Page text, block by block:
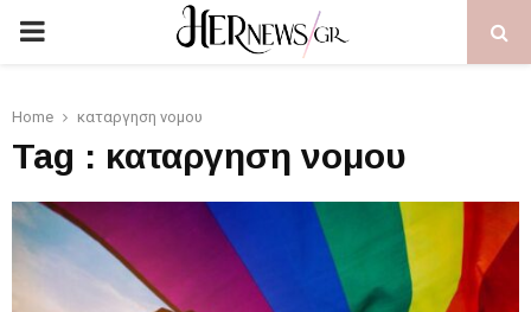
PRIMARY
Home καταργηση νομου
Tag : καταργηση νομου